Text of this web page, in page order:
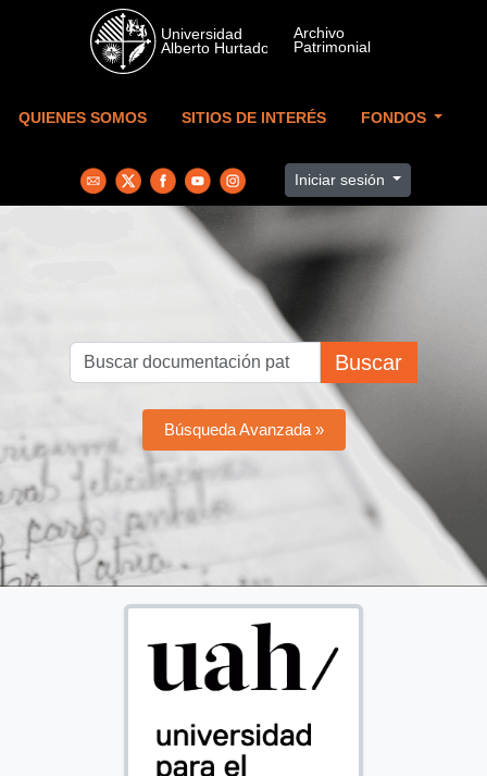
Skip to main content
QUIENES SOMOS SITIOS DE INTERÉS FONDOS
Iniciar sesión
Buscar
Búsqueda Avanzada »